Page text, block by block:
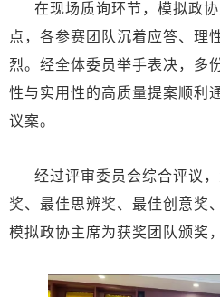
在现场质询环节，模拟政
点，各参赛团队沉着应答、理
烈。经全体委员举手表决，多
性与实用性的高质量提案顺利
议案。
经过评审委员会综合评议
奖、最佳思辨奖、最佳创意奖
模拟政协主席为获奖团队颁奖